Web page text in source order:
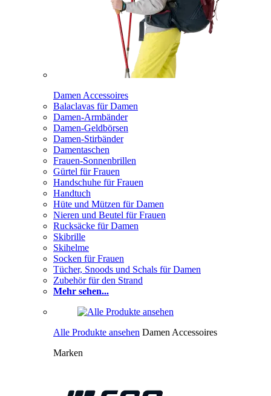
Damen Accessoires
Balaclavas für Damen
Damen-Armbänder
Damen-Geldbörsen
Damen-Stirbänder
Damentaschen
Frauen-Sonnenbrillen
Gürtel für Frauen
Handschuhe für Frauen
Handtuch
Hüte und Mützen für Damen
Nieren und Beutel für Frauen
Rucksäcke für Damen
Skibrille
Skihelme
Socken für Frauen
Tücher, Snoods und Schals für Damen
Zubehör für den Strand
Mehr sehen...
Alle Produkte ansehen Damen Accessoires
Marken